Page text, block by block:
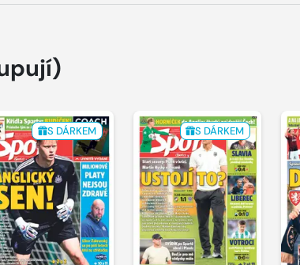
S DÁRKEM S DÁRKEM